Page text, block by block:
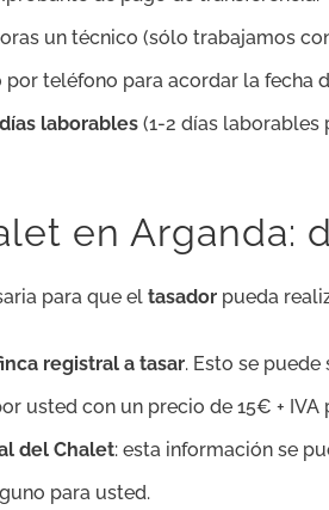
un técnico (sólo trabajamos
teléfono para acordar la fecha
laborables (1-2 días laborables
en Arganda:
para que el tasador pueda
registral a tasar. Esto se
usted con un precio de 15€ +
del Chalet: esta información se
para usted.